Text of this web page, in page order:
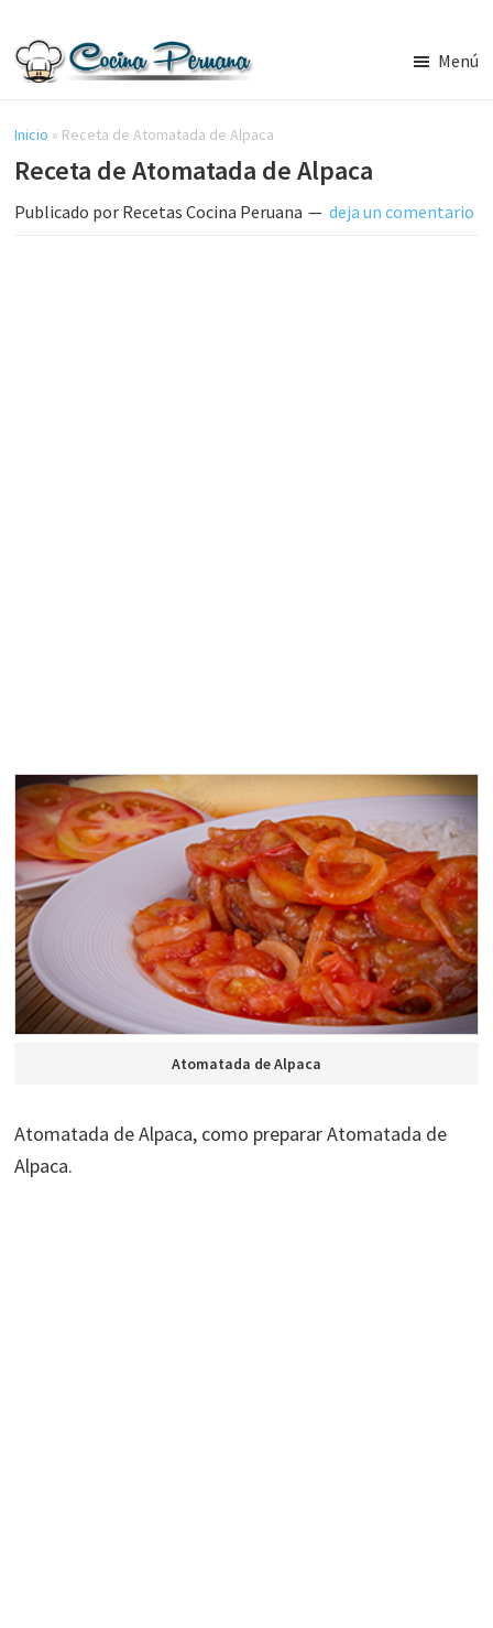
contenido
lateral
principal
Cocina
Peruana,
Recetas
de
Comida
Menú
Inicio » Receta de Atomatada de Alpaca
Receta de Atomatada de Alpaca
Publicado por Recetas Cocina Peruana deja un comentario
Atomatada de Alpaca
Atomatada de Alpaca, como preparar Atomatada de
Alpaca.